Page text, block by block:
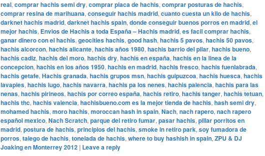
real, comprar hachis semi dry, comprar placa de hachis, comprar posturas de hachis,
comprar resina de marihuana, conseguir hachis madrid, cuanto cuesta un kilo de hachis,
darknet hachis madrid, darknet hachis spain, donde conseguir buenos porros en madrid, el
mejor hachis, Envios de Hachis a toda España – Hachis madrid, es facil comprar hachis,
ganar dinero con el hachis, geocities hachis, good hash, hachis 5 pavos, hachis 50 pavos,
hachis alcorcon, hachis alicante, hachis años 1980, hachis barrio del pilar, hachis bueno,
hachis cadiz, hachis del moro, hachis dry, hachis en españa, hachis en la linea de la
concepcion, hachis en los años 1950, hachis en madrid, hachis fresco, hachis fuenlabrada,
hachis getafe, Hachis granada, hachis grupos msn, hachis guipuzcoa, hachis huesca, hachis
lavapies, hachis lugo, hachis navarra, hachis pa los nenes, hachis palencia, hachis para las
nenas, hachis pirineos, hachis por correo españa, hachis retiro, hachis tanger, hachis tetuan,
hachis thc, hachis valencia, hachisbueno.com es la mejor tienda de hachis, hash semi dry,
mohamed hachis, moro hachis, moroccan hash in spain, Nach, nach rapero, nach rapero
español mexico, Nach Scratch, parque del retiro fumar, pasar hachis, pillar porritos en
madrid, postura de hachis, principios del hachis, smoke in retiro park, soy fumadora de
porros, talego de hachis, tonelada de hachis, where to buy hashish in spain, ZPU & DJ
Joaking en Monterrey 2012 | Leave a reply